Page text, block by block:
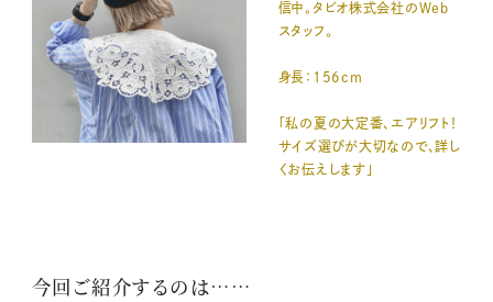
信中。タビオ株式会社のWeb
スタッフ。
身長：156cm
「私の夏の大定番、エアリフト！
サイズ選びが大切なので、詳し
くお伝えします」
今回ご紹介するのは……